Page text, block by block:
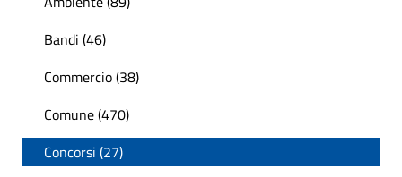
Bandi (46)
Commercio (38)
Comune (470)
Concorsi (27)